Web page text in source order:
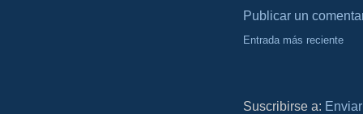
Publicar un
Entrada más reciente
Suscribirse a: